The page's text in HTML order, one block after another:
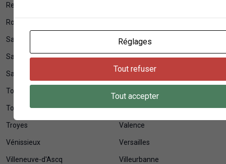
Rennes
Rouen
Saint-Denis Saint-Étienne
Saint-Nazaire Saint-Pierre
Sarcelles Strasbourg
Toulon
Tourcoing Tours
Troyes Valence
Vénissieux Versailles
Villeneuve-d'Ascq Villeurbanne
Réglages
Tout refuser
Tout accepter